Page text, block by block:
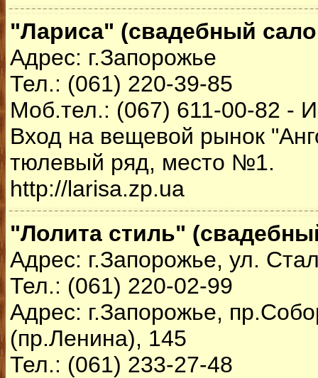
"Лариса" (свадебный
Адрес: г.Запорожье
Тел.: (061) 220-39-85
Моб.тел.: (067) 611-00-82 -
Вход на вещевой рынок
тюлевый ряд, место №1.
http://larisa.zp.ua
"Лолита стиль"
Адрес: г.Запорожье, ул.
Тел.: (061) 220-02-99
Адрес: г.Запорожье,
(пр.Ленина), 145
Тел.: (061) 233-27-48